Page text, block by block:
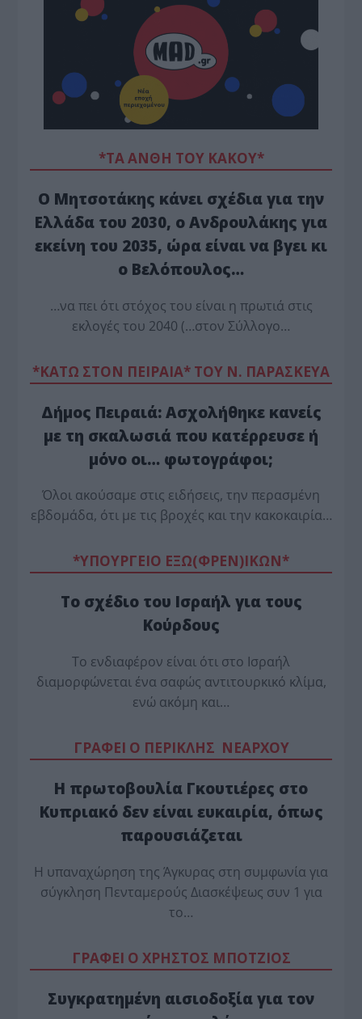
*ΤΑ ΆΝΘΗ ΤΟΥ ΚΑΚΟΎ*
Ο Μητσοτάκης κάνει σχέδια για την
Ελλάδα του 2030, ο Ανδρουλάκης για
εκείνη του 2035, ώρα είναι να βγει κι
ο Βελόπουλος…
…να πει ότι στόχος του είναι η πρωτιά στις
εκλογές του 2040 (…στον Σύλλογο…
*ΚΑΤΩ ΣΤΟΝ ΠΕΙΡΑΙΑ* ΤΟΥ Ν. ΠΑΡΑΣΚΕΥΑ
Δήμος Πειραιά: Ασχολήθηκε κανείς
με τη σκαλωσιά που κατέρρευσε ή
μόνο οι… φωτογράφοι;
Όλοι ακούσαμε στις ειδήσεις, την περασμένη
εβδομάδα, ότι με τις βροχές και την κακοκαιρία…
*ΥΠΟΥΡΓΕΙΟ ΕΞΩ(ΦΡΕΝ)ΙΚΩΝ*
Το σχέδιο του Ισραήλ για τους
Κούρδους
Το ενδιαφέρον είναι ότι στο Ισραήλ
διαμορφώνεται ένα σαφώς αντιτουρκικό κλίμα,
ενώ ακόμη και…
ΓΡΑΦΕΙ Ο ΠΕΡΙΚΛΗΣ ΝΕΑΡΧΟΥ
Η πρωτοβουλία Γκουτιέρες στο
Κυπριακό δεν είναι ευκαιρία, όπως
παρουσιάζεται
Η υπαναχώρηση της Άγκυρας στη συμφωνία για
σύγκληση Πενταμερούς Διασκέψεως συν 1 για
το…
ΓΡΑΦΕΙ Ο ΧΡΗΣΤΟΣ ΜΠΟΤΖΙΟΣ
Συγκρατημένη αισιοδοξία για τον